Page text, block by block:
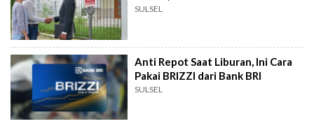
SULSEL
Anti Repot Saat Liburan, Ini Cara
Pakai BRIZZI dari Bank BRI
SULSEL